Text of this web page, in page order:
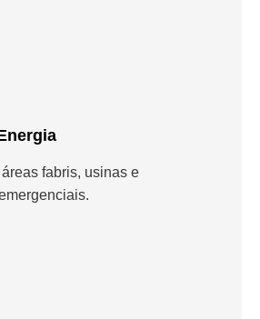
áreas fabris, usinas e